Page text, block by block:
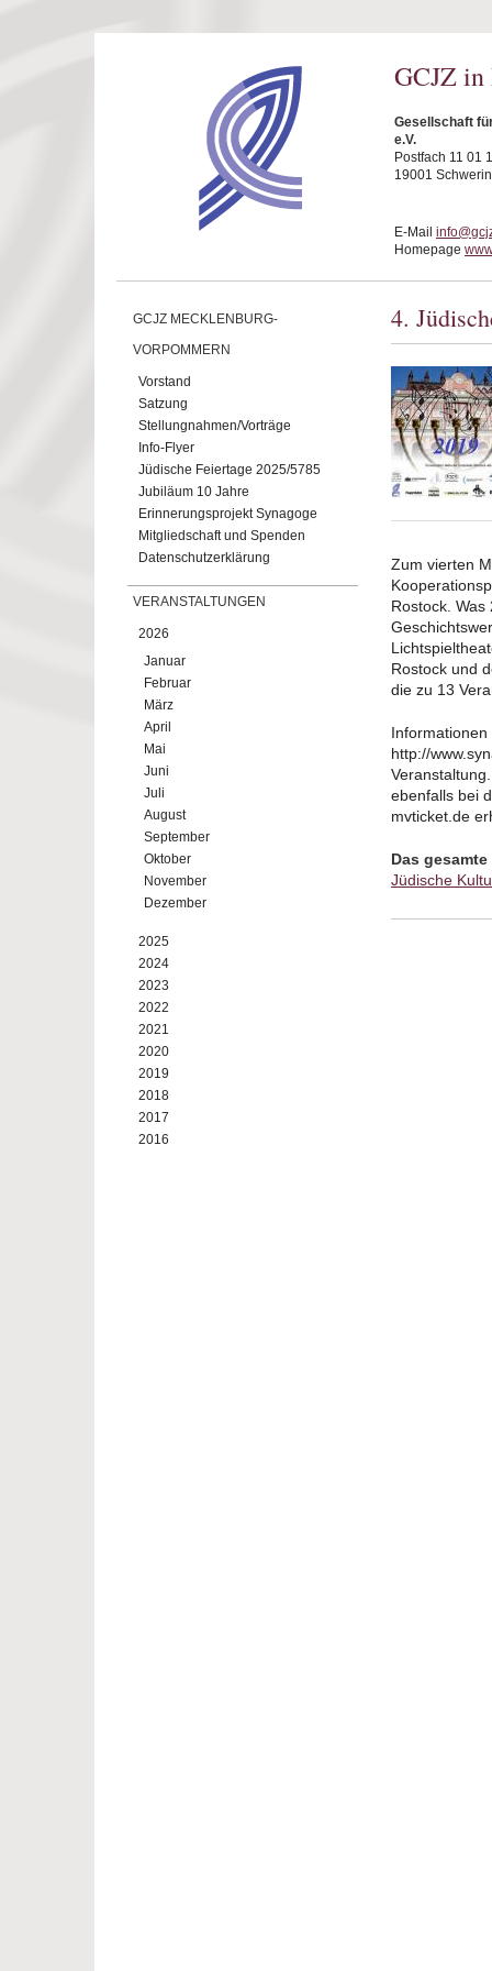
GCJZ in
Gesellschaft
e.V.
Postfach 11 01
19001 Schwerin
E-Mail
Homepage
GCJZ MECKLENBURG-
VORPOMMERN
Vorstand
Satzung
Stellungnahmen/Vorträge
Info-Flyer
Jüdische Feiertage 2025/5785
Jubiläum 10 Jahre
Erinnerungsprojekt Synagoge
Mitgliedschaft und Spenden
Datenschutzerklärung
VERANSTALTUNGEN
2026
Januar
Februar
März
April
Mai
Juni
Juli
August
September
Oktober
November
Dezember
2025
2024
2023
2022
2021
2020
2019
2018
2017
2016
4.
Zum vierten
Rostock.
Rostock und
die zu 13
http://
ebenfalls bei
mvticket.de
Das
Jüdische